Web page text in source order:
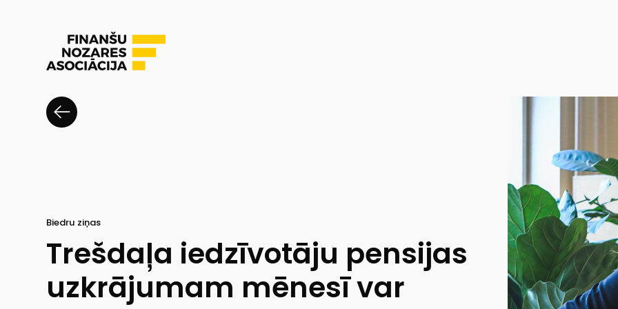
Biedru ziņas
Trešdaļa iedzīvotāju pensijas
uzkrājumam mēnesī var